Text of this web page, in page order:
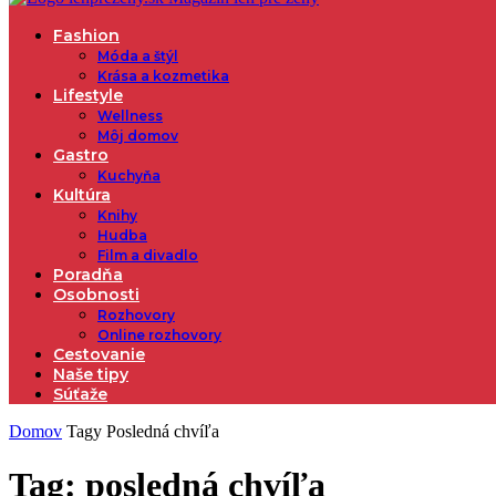
Fashion
Móda a štýl
Krása a kozmetika
Lifestyle
Wellness
Môj domov
Gastro
Kuchyňa
Kultúra
Knihy
Hudba
Film a divadlo
Poradňa
Osobnosti
Rozhovory
Online rozhovory
Cestovanie
Naše tipy
Súťaže
Domov Tagy Posledná chvíľa
Tag: posledná chvíľa